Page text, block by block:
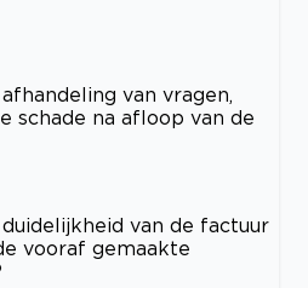
van vragen,
schade na afloop van de
van de factuur
vooraf gemaakte